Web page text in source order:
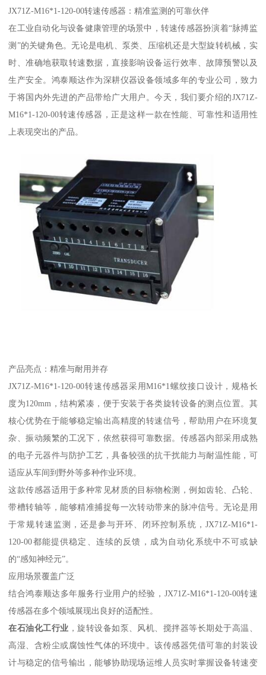
JX71Z-M16*1-120-00转速传感器：精准监测的可靠伙伴
在工业自动化与设备健康管理的场景中，转速传感器扮演着“脉搏监
测”的关键角色。无论是电机、泵类、压缩机还是大型旋转机械，实
时、准确地获取转速数据，直接影响设备运行效率、故障预警以及
生产安全。鸿泰顺达作为深耕仪器设备领域多年的专业公司，致力
于将国内外先进的产品带给广大用户。今天，我们要介绍的JX71Z-
M16*1-120-00转速传感器，正是这样一款在性能、可靠性和适用性
上表现突出的产品。
产品亮点：精准与耐用并存
JX71Z-M16*1-120-00转速传感器采用M16*1螺纹接口设计，规格长
度为120mm，结构紧凑，便于安装于各类旋转设备的测点位置。其
核心优势在于能够稳定输出高精度的转速信号，帮助用户在环境复
杂、振动频繁的工况下，依然获得可靠数据。传感器内部采用成熟
的电子元器件与防护工艺，具备较强的抗干扰能力与耐温性能，可
适应从车间到野外等多种作业环境。
这款传感器适用于多种常见材质的目标物检测，例如齿轮、凸轮、
带槽转轴等，能够精准捕捉每一次转动带来的脉冲信号。无论是用
于常规转速监测，还是参与开环、闭环控制系统，JX71Z-M16*1-
120-00都能提供稳定、连续的反馈，成为自动化系统中不可或缺
的“感知神经元”。
应用场景覆盖广泛
结合鸿泰顺达多年服务行业用户的经验，JX71Z-M16*1-120-00转速
传感器在多个领域展现出良好的适配性。
在石油化工行业 ，旋转设备如泵、风机、搅拌器等长期处于高温、
高湿、含粉尘或腐蚀性气体的环境中。该传感器凭借可靠的封装设
计与稳定的信号输出，能够协助现场运维人员实时掌握设备转速变